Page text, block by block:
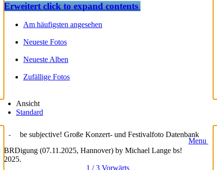
Erweitertclick to expand contents
Am häufigsten angesehen
Neueste Fotos
Neueste Alben
Zufällige Fotos
Ansicht
Standard
be subjective! Große Konzert- und Festivalfoto Datenbank
Menu
BRDigung (07.11.2025, Hannover) by Michael Lange bs!
2025.
1 / 3 Vorwärts